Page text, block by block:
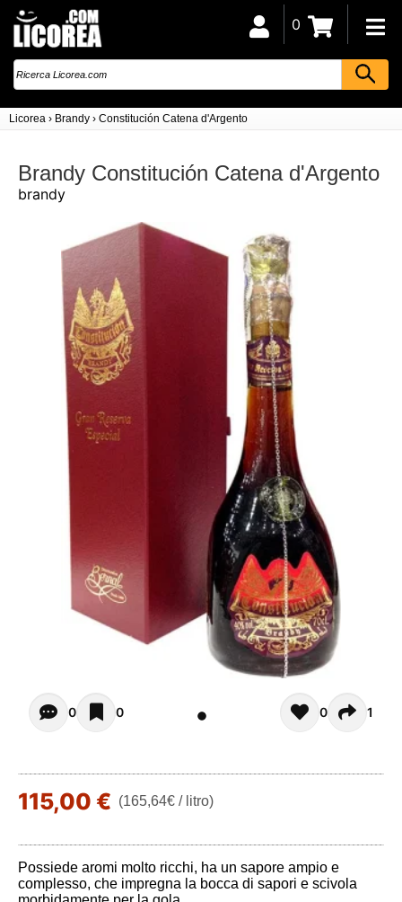
Licorea › Brandy › Constitución Catena d'Argento
0
Brandy Constitución Catena d'Argento
brandy
Opiniones - In questo momento non ci sono commenti.
0 0 0 1
115,00 € (165,64€ / litro)
Possiede aromi molto ricchi, ha un sapore ampio e
complesso, che impregna la bocca di sapori e scivola